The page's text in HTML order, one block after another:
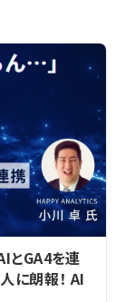
とGA4を連
に朗報！ AI